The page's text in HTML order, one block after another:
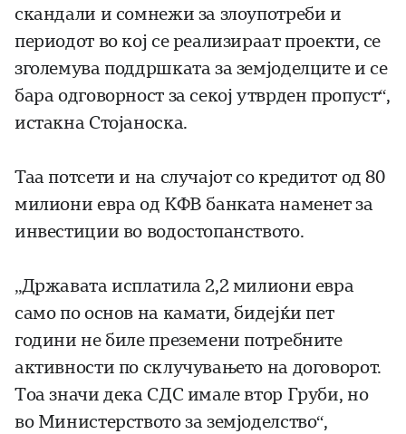
скандали и сомнежи за злоупотреби и
периодот во кој се реализираат проекти, се
зголемува поддршката за земјоделците и се
бара одговорност за секој утврден пропуст“,
истакна Стојаноска.
Таа потсети и на случајот со кредитот од 80
милиони евра од КФВ банката наменет за
инвестиции во водостопанството.
„Државата исплатила 2,2 милиони евра
само по основ на камати, бидејќи пет
години не биле преземени потребните
активности по склучувањето на договорот.
Тоа значи дека СДС имале втор Груби, но
во Министерството за земјоделство“,